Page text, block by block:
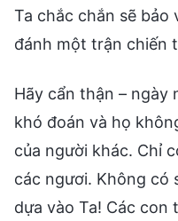
Ta chắc chắn sẽ
đánh một trận chiến
Hãy cẩn thận – ngày
khó đoán và họ
của người khác. Chỉ
các ngươi. Không có
dựa vào Ta! Các con